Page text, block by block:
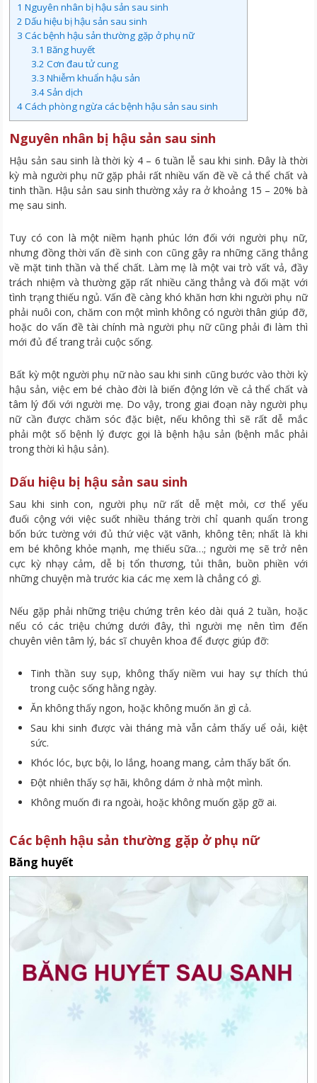
1 Nguyên nhân bị hậu sản sau sinh
2 Dấu hiệu bị hậu sản sau sinh
3 Các bệnh hậu sản thường gặp ở phụ nữ
3.1 Băng huyết
3.2 Cơn đau tử cung
3.3 Nhiễm khuẩn hậu sản
3.4 Sản dịch
4Cách phòng ngừa các bệnh hậu sản sau sinh
Nguyên nhân bị hậu sản sau sinh
Hậu sản sau sinh là thời kỳ 4 – 6 tuần lễ sau khi sinh. Đây là thời
kỳ mà người phụ nữ gặp phải rất nhiều vấn đề về cả thể chất và
tinh thần. Hậu sản sau sinh thường xảy ra ở khoảng 15 – 20% bà
mẹ sau sinh.
Tuy có con là một niềm hạnh phúc lớn đối với người phụ nữ,
nhưng đồng thời vấn đề sinh con cũng gây ra những căng thẳng
về mặt tinh thần và thể chất. Làm mẹ là một vai trò vất vả, đầy
trách nhiệm và thường gặp rất nhiều căng thẳng và đối mặt với
tình trạng thiếu ngủ. Vấn đề càng khó khăn hơn khi người phụ nữ
phải nuôi con, chăm con một mình không có người thân giúp đỡ,
hoặc do vấn đề tài chính mà người phụ nữ cũng phải đi làm thì
mới đủ để trang trải cuộc sống.
Bất kỳ một người phụ nữ nào sau khi sinh cũng bước vào thời kỳ
hậu sản, việc em bé chào đời là biến động lớn về cả thể chất và
tâm lý đối với người mẹ. Do vậy, trong giai đoạn này người phụ
nữ cần được chăm sóc đặc biệt, nếu không thì sẽ rất dễ mắc
phải một số bệnh lý được gọi là bệnh hậu sản (bệnh mắc phải
trong thời kì hậu sản).
Dấu hiệu bị hậu sản sau sinh
Sau khi sinh con, người phụ nữ rất dễ mệt mỏi, cơ thể yếu
đuối cộng với việc suốt nhiều tháng trời chỉ quanh quẩn trong
bốn bức tường với đủ thứ việc vặt vãnh, không tên; nhất là khi
em bé không khỏe mạnh, mẹ thiếu sữa…; người mẹ sẽ trở nên
cực kỳ nhạy cảm, dễ bị tổn thương, tủi thân, buồn phiền với
những chuyện mà trước kia các mẹ xem là chẳng có gì.
Nếu gặp phải những triệu chứng trên kéo dài quá 2 tuần, hoặc
nếu có các triệu chứng dưới đây, thì người mẹ nên tìm đến
chuyên viên tâm lý, bác sĩ chuyên khoa để được giúp đỡ:
Tinh thần suy sụp, không thấy niềm vui hay sự thích thú
trong cuộc sống hằng ngày.
Ăn không thấy ngon, hoặc không muốn ăn gì cả.
Sau khi sinh được vài tháng mà vẫn cảm thấy uể oải, kiệt
sức.
Khóc lóc, bực bội, lo lắng, hoang mang, cảm thấy bất ổn.
Đột nhiên thấy sợ hãi, không dám ở nhà một mình.
Không muốn đi ra ngoài, hoặc không muốn gặp gỡ ai.
Các bệnh hậu sản thường gặp ở phụ nữ
Băng huyết